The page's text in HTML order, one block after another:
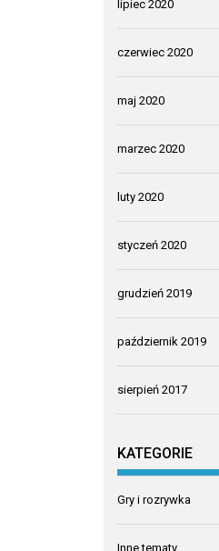
lipiec 2020
czerwiec 2020
maj 2020
marzec 2020
luty 2020
styczeń 2020
grudzień 2019
październik 2019
sierpień 2017
KATEGORIE
Gry i rozrywka
Inne tematy